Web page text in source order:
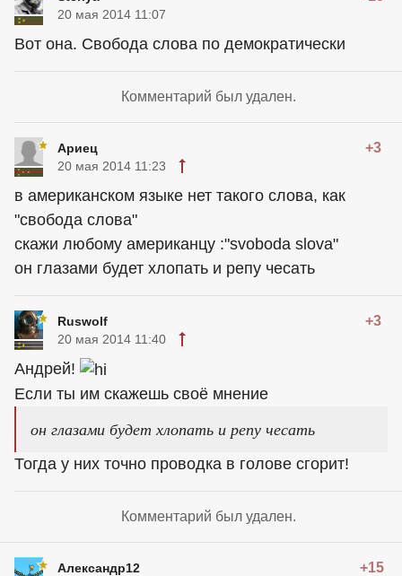
20 мая 2014 11:07
Вот она. Свобода слова по демократически
Комментарий был удален.
Ариец +3
20 мая 2014 11:23
в американском языке нет такого слова, как
"свобода слова"
скажи любому американцу :"svoboda slova"
он глазами будет хлопать и репу чесать
Ruswolf +3
20 мая 2014 11:40
Андрей!
Если ты им скажешь своё мнение
он глазами будет хлопать и репу чесать
Тогда у них точно проводка в голове сгорит!
Комментарий был удален.
Александр12 +15